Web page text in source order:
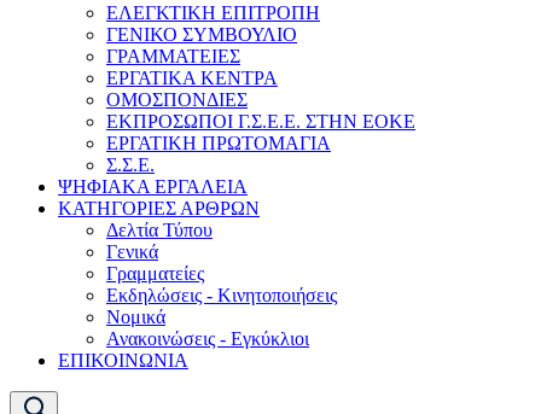
ΕΛΕΓΚΤΙΚΗ ΕΠΙΤΡΟΠΗ
ΓΕΝΙΚΟ ΣΥΜΒΟΥΛΙΟ
ΓΡΑΜΜΑΤΕΙΕΣ
ΕΡΓΑΤΙΚΑ ΚΕΝΤΡΑ
ΟΜΟΣΠΟΝΔΙΕΣ
ΕΚΠΡΟΣΩΠΟΙ Γ.Σ.Ε.Ε. ΣΤΗΝ ΕΟΚΕ
ΕΡΓΑΤΙΚΗ ΠΡΩΤΟΜΑΓΙΑ
Σ.Σ.Ε.
ΨΗΦΙΑΚΑ ΕΡΓΑΛΕΙΑ
ΚΑΤΗΓΟΡΙΕΣ ΑΡΘΡΩΝ
Δελτία Τύπου
Γενικά
Γραμματείες
Εκδηλώσεις - Κινητοποιήσεις
Νομικά
Ανακοινώσεις - Εγκύκλιοι
ΕΠΙΚΟΙΝΩΝΙΑ